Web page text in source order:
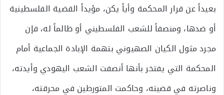
بعيداً عن قرار المحكمة وأياً يكن، مؤيداً القضية الفلسطينية
أو ضدها، ومنصفاً للشعب الفلسطيني أو ظالماً له، فإن
مجرد مثول الكيان الصهيوني بتهمة الإبادة الجماعية أمام
المحكمة التي يفتخر بأنها أنصفت الشعب اليهودي وأيدته،
وناصرته في قضيته، وحاكمت المتورطين في محرقته،